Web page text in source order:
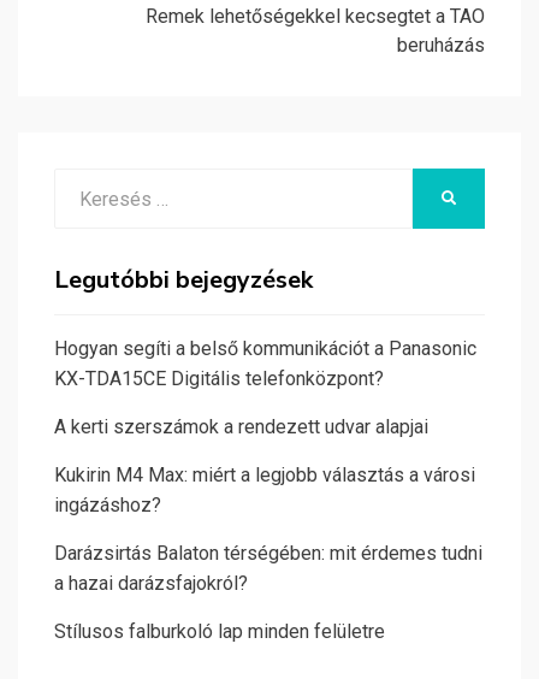
Remek lehetőségekkel kecsegtet a TAO
beruházás
Legutóbbi bejegyzések
Hogyan segíti a belső kommunikációt a Panasonic
KX-TDA15CE Digitális telefonközpont?
A kerti szerszámok a rendezett udvar alapjai
Kukirin M4 Max: miért a legjobb választás a városi
ingázáshoz?
Darázsirtás Balaton térségében: mit érdemes tudni
a hazai darázsfajokról?
Stílusos falburkoló lap minden felületre